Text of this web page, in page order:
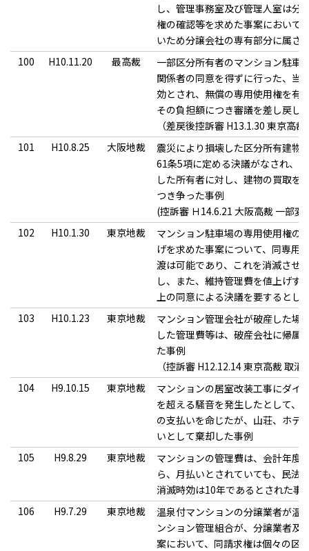
し、管理事務室及び管理人室は分
権の確認等を求めた事案において
いため分譲会社の専有部分に属さ
100
H10.11.20 最高裁
一部区分所有者のマンション駐車
関係者の同意を得ずに行った、当
効とされ、無償の専用使用権を有
その負担額につき審議を差し戻し
（差戻後控訴審 H13.1.30 東京高
101
H10.8.25 大阪地裁
震災により損壊した区分所有建物
61条5項に定める決議がなされ、
した所有者に対し、建物の買取を
つき争った事例
(控訴審 Ｈ14.6.21 大阪高裁 一部
102
H10.1.30 東京地裁
マンション駐車場の専用使用権の
げを求めた事案について、同専用
渡は可能であり、これを消滅させ
し、また、維持管理費を値上げす
上の同意による決議を要するとし
103
H10.1.23 東京地裁
マンション管理会社が破産した場
した管理費等は、破産会社に帰属
た事例
（控訴審 H12.12.14 東京高裁 取
104
H9.10.15 東京地裁
マンションの居室改装工事にダイ
を超える騒音を発生したとして、
の支払いを命じたが、山荘、ホテ
いとして棄却した事例
105
H9.8.29 東京地裁
マンションの管理費は、会計年度
ら、月払いとされていても、民法
消滅時効は10年であるとされた事
106
H9.7.29 東京地裁
温泉付マンションの分譲業者が温
ンション管理組合が、分譲業者及
案において、同請求権は個々の区